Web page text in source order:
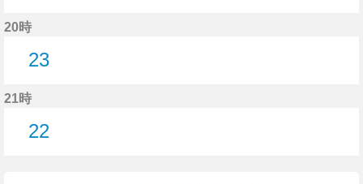
20時
23
21時
22